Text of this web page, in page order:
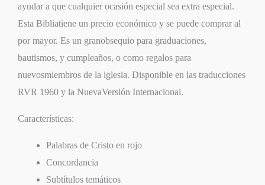
ayudar a que cualquier ocasión especial sea extra especial.
Esta Bibliatiene un precio económico y se puede comprar al
por mayor. Es un granobsequio para graduaciones,
bautismos, y cumpleaños, o como regalos para
nuevosmiembros de la iglesia. Disponible en las traducciones
RVR 1960 y la NuevaVersión Internacional.
Características:
Palabras de Cristo en rojo
Concordancia
Subtítulos temáticos